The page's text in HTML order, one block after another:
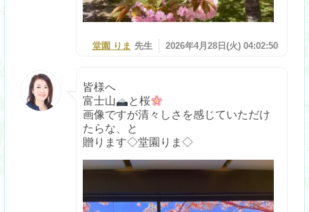
堂園 りま 先生 2026年4月28日(火) 04:02:50
皆様へ
富士山
と桜
画像ですが清々しさを感じていただけ
たらな、と
贈ります◇堂園りま◇